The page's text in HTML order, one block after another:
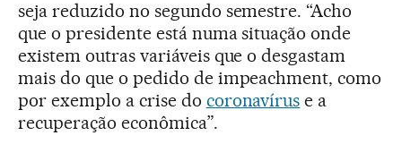
seja reduzido no segundo semestre. “Acho
que o presidente está numa situação onde
existem outras variáveis que o desgastam
mais do que o pedido de impeachment, como
por exemplo a crise do coronavírus e a
recuperação econômica”.